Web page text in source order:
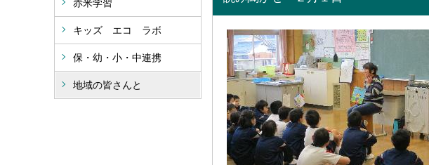
赤米学習
キッズ エコ ラボ
保・幼・小・中連携
地域の皆さんと